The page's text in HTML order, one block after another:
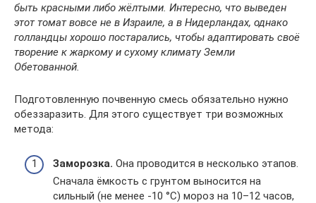
быть красными либо жёлтыми. Интересно, что выведен
этот томат вовсе не в Израиле, а в Нидерландах, однако
голландцы хорошо постарались, чтобы адаптировать своё
творение к жаркому и сухому климату Земли
Обетованной.
Подготовленную почвенную смесь обязательно нужно
обеззаразить. Для этого существует три возможных
метода:
Заморозка. Она проводится в несколько этапов.
Сначала ёмкость с грунтом выносится на
сильный (не менее -10 °С) мороз на 10–12 часов,